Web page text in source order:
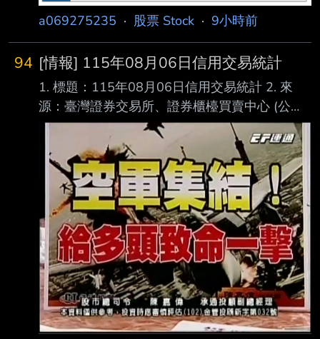
a069275235 · 股票 Stock · 9小時前
94 [情報] 115年08月06日信用交易統計
1. 標題：115年08月06日信用交易統計 2. 來
源：臺灣證券交易所、證券櫃檯買賣中心 (公司
名、網站名) 3. 網址：https://reurl.cc/E2xlzv
https://reurl.cc/V3AOXA (請善用縮網址工具) 4.
內文： 115年08月06日信用交易統計 項目 買進
賣出 現金(券)償還 前日餘額 今日餘額 融資(交易
單位) 361,806 300,476 4,257 8,901,189
8,958,262 融券(交易單位) 28,775 25,282
1,813 197